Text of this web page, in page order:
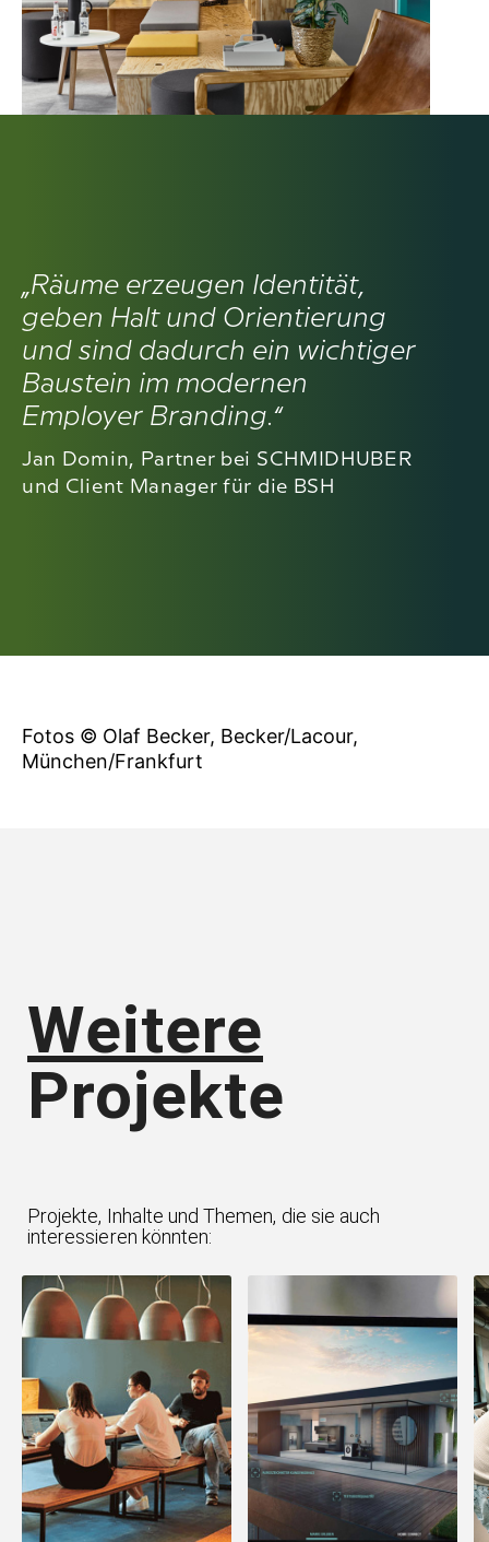
„Räume erzeugen Identität,
geben Halt und Orientierung
und sind dadurch ein wichtiger
Baustein im modernen
Employer Branding.“
Jan Domin, Partner bei SCHMIDHUBER
und Client Manager für die BSH
Fotos © Olaf Becker, Becker/Lacour,
München/Frankfurt
Weitere
Projekte
Projekte, Inhalte und Themen, die sie auch
interessieren könnten: